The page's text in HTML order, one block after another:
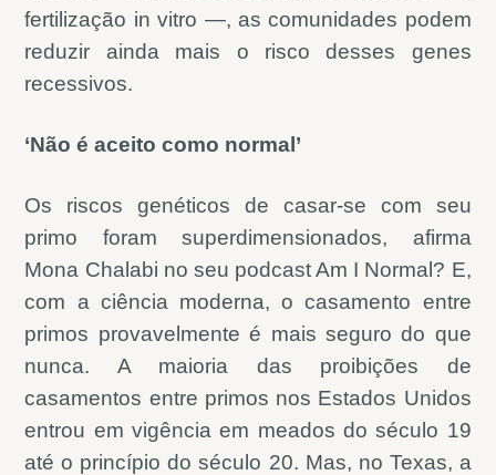
fertilização in vitro —, as comunidades podem
reduzir ainda mais o risco desses genes
recessivos.
‘Não é aceito como normal’
Os riscos genéticos de casar-se com seu
primo foram superdimensionados, afirma
Mona Chalabi no seu podcast Am I Normal? E,
com a ciência moderna, o casamento entre
primos provavelmente é mais seguro do que
nunca. A maioria das proibições de
casamentos entre primos nos Estados Unidos
entrou em vigência em meados do século 19
até o princípio do século 20. Mas, no Texas, a